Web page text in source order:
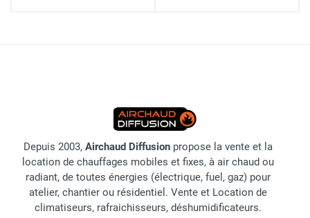
Depuis 2003, Airchaud Diffusion propose la vente et la
location de chauffages mobiles et fixes, à air chaud ou
radiant, de toutes énergies (électrique, fuel, gaz) pour
atelier, chantier ou résidentiel. Vente et Location de
climatiseurs, rafraichisseurs, déshumidificateurs.